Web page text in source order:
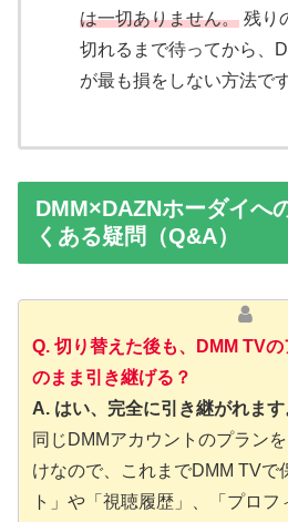
は一切ありません。 残り
切れるまで待ってから、
が最も損をしない方法です
DMM×DAZNホーダイへ
くある疑問（Q&A）
Q. 切り替えた後も、DMM TV
のまま引き継げる？
A. はい、完全に引き継がれます
同じDMMアカウントのプラン
けなので、これまでDMM TVで
ト」や「視聴履歴」、「プロ